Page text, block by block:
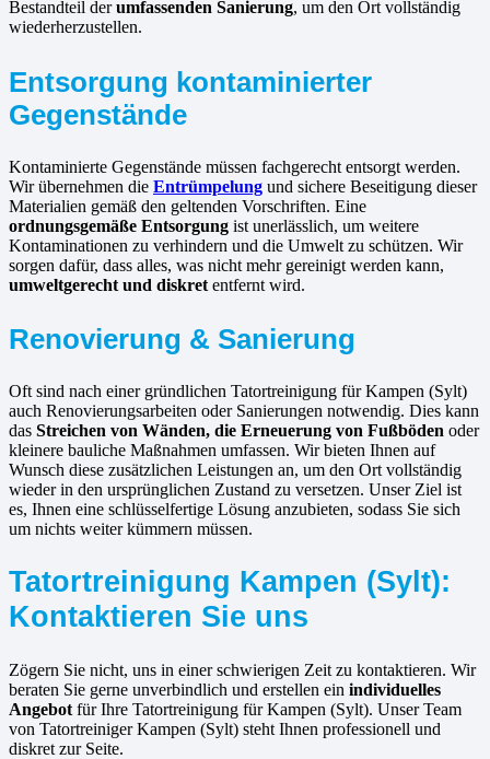
Bestandteil derumfassenden Sanierung, um den Ort vollständig
wiederherzustellen.
Entsorgung kontaminierter
Gegenstände
Kontaminierte Gegenstände müssen fachgerecht entsorgt werden.
Wir übernehmen die Entrümpelung und sichere Beseitigung dieser
Materialien gemäß den geltenden Vorschriften. Eine
ordnungsgemäße Entsorgung ist unerlässlich, um weitere
Kontaminationen zu verhindern und die Umwelt zu schützen. Wir
sorgen dafür, dass alles, was nicht mehr gereinigt werden kann,
umweltgerecht und diskret entfernt wird.
Renovierung & Sanierung
Oft sind nach einer gründlichen Tatortreinigung für Kampen (Sylt)
auch Renovierungsarbeiten oder Sanierungen notwendig. Dies kann
das Streichen von Wänden, die Erneuerung von Fußböden oder
kleinere bauliche Maßnahmen umfassen. Wir bieten Ihnen auf
Wunsch diese zusätzlichen Leistungen an, um den Ort vollständig
wieder in den ursprünglichen Zustand zu versetzen. Unser Ziel ist
es, Ihnen eine schlüsselfertige Lösung anzubieten, sodass Sie sich
um nichts weiter kümmern müssen.
Tatortreinigung Kampen (Sylt):
Kontaktieren Sie uns
Zögern Sie nicht, uns in einer schwierigen Zeit zu kontaktieren. Wir
beraten Sie gerne unverbindlich und erstellen ein individuelles
Angebot für Ihre Tatortreinigung für Kampen (Sylt). Unser Team
von Tatortreiniger Kampen (Sylt) steht Ihnen professionell und
diskret zur Seite.